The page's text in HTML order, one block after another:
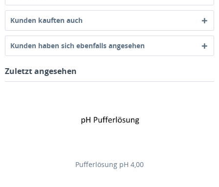
Kunden kauften auch
Kunden haben sich ebenfalls angesehen
Zuletzt angesehen
Pufferlösung pH 4,00